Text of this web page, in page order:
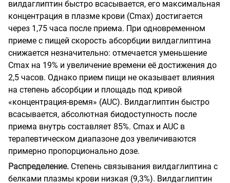
вилдаглиптин быстро всасывается, его максимальная
концентрация в плазме крови (Cmax) достигается
через 1,75 часа после приема. При одновременном
приеме с пищей скорость абсорбции вилдаглиптина
снижается незначительно: отмечается уменьшение
Cmax на 19% и увеличение времени её достижения до
2,5 часов. Однако прием пищи не оказывает влияния
на степень абсорбции и площадь под кривой
«концентрация-время» (AUC). Вилдаглиптин быстро
всасывается, абсолютная биодоступность после
приема внутрь составляет 85%. Cmax и AUC в
терапевтическом диапазоне доз увеличиваются
примерно пропорционально дозе.
Распределение. Степень связывания вилдаглиптина с
белками плазмы крови низкая (9,3%). Вилдаглиптин